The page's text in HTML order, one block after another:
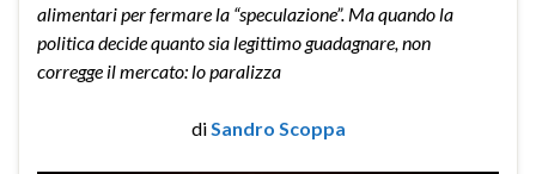
alimentari per fermare la “speculazione”. Ma quando la
politica decide quanto sia legittimo guadagnare, non
corregge il mercato: lo paralizza
di Sandro Scoppa